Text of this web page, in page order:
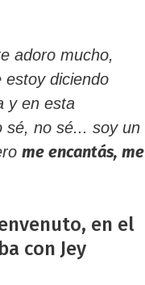
adoro mucho,
estoy diciendo
y en esta
sé, no sé... soy un
me encantás, me
en el
con Jey